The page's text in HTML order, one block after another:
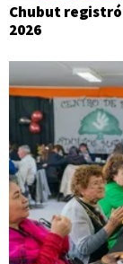
Chubut
2026